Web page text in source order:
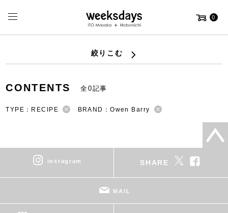
0
絞りこむ
CONTENTS 全0記事
TYPE：RECIPE BRAND：Owen Barry
instagram SHARE
MAIL